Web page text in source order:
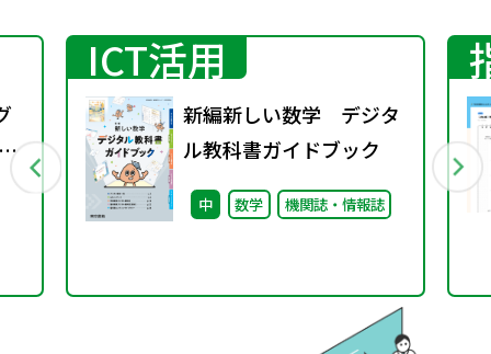
ICT活用
新編新しい数学 デジタ
ル教科書ガイドブック
中 数学 機関誌・情報誌